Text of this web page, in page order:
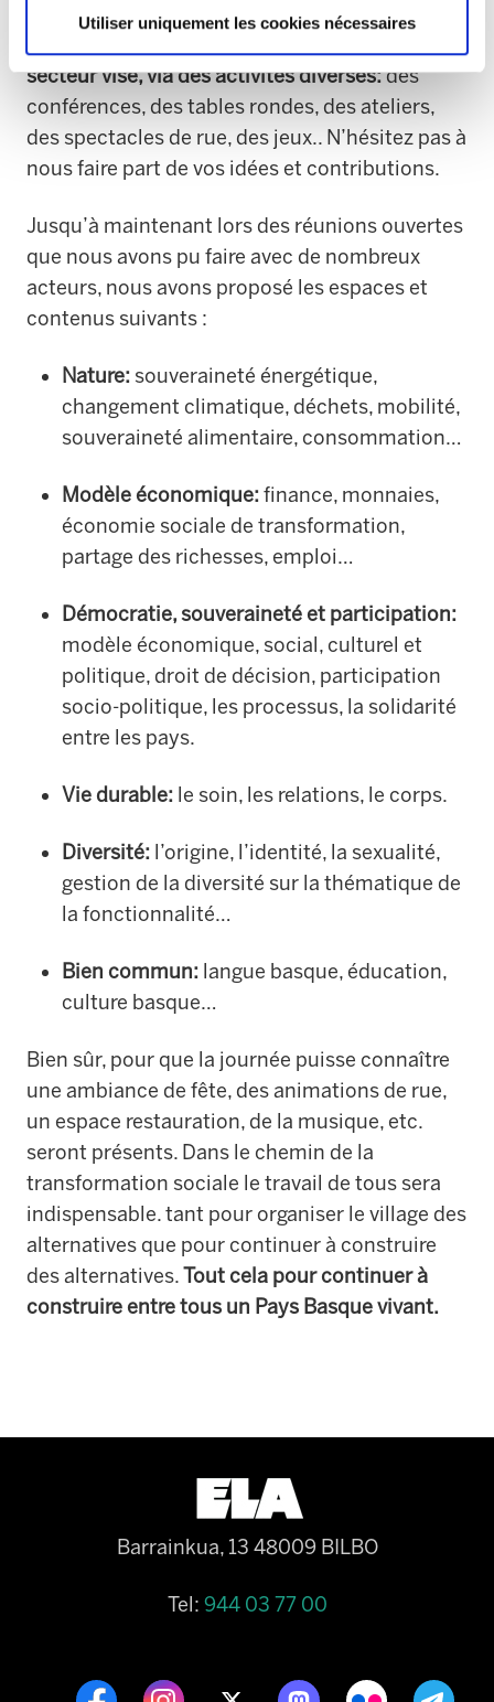
Utiliser uniquement les cookies nécessaires
Dans chaque espace,nous allons faire
secteur visé, via des activités diverses:des
conférences, des tables rondes, des ateliers,
des spectacles de rue, des jeux.. N’hésitez pas à
nous faire part de vos idées et contributions.
Jusqu’à maintenant lors des réunions ouvertes
que nous avons pu faire avec de nombreux
acteurs, nous avons proposé les espaces et
contenus suivants :
Nature: souveraineté énergétique,
changement climatique, déchets, mobilité,
souveraineté alimentaire, consommation…
Modèle économique:finance, monnaies,
économie sociale de transformation,
partage des richesses, emploi…
Démocratie, souveraineté et participation:
modèle économique, social, culturel et
politique, droit de décision, participation
socio-politique, les processus, la solidarité
entre les pays.
Vie durable: le soin, les relations, le corps.
Diversité: l’origine, l’identité, la sexualité,
gestion de la diversité sur la thématique de
la fonctionnalité…
Bien commun: langue basque, éducation,
culture basque…
Bien sûr, pour que la journée puisse connaître
une ambiance de fête, des animations de rue,
un espace restauration, de la musique, etc.
seront présents. Dans le chemin de la
transformation sociale le travail de tous sera
indispensable. tant pour organiser le village des
alternatives que pour continuer à construire
des alternatives.Tout cela pour continuer à
construire entre tous un Pays Basque vivant.
Barrainkua, 13 48009 BILBO
Tel: 944 03 77 00